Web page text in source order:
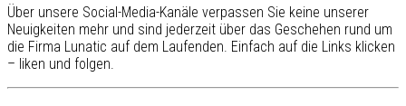
Über unsere Social-Media-Kanäle verpassen Sie keine unserer
Neuigkeiten mehr und sind jederzeit über das Geschehen rund um
die Firma Lunatic auf dem Laufenden. Einfach auf die Links klicken
– liken und folgen.